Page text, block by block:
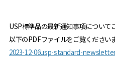
USP標準品の最新通知事項について
以下のPDFファイルをご覧ください
2023-12-06usp-standard-